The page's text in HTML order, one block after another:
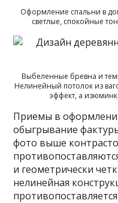
Оформление спальни в
светлые, спокойные
Выбеленные бревна и
Нелинейный потолок из
эффект, а
Приемы в
обыгрывание
фото выше
и геометрически
нелинейная